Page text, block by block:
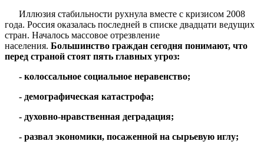
Иллюзия стабильности рухнула вместе с кризисом 2008
года. Россия оказалась последней в списке двадцати ведущих
стран. Началось массовое отрезвление
населения. Большинство граждан сегодня понимают, что
перед страной стоят пять главных угроз:
- колоссальное социальное неравенство;
- демографическая катастрофа;
- духовно-нравственная деградация;
- развал экономики, посаженной на сырьевую иглу;